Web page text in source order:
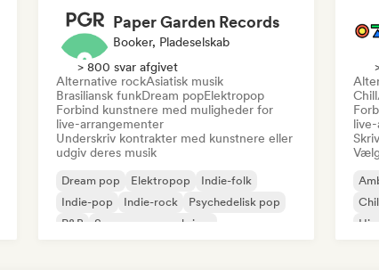
Paper Garden Records
Booker, Pladeselskab
> 800 svar afgivet
Alternative rockAsiatisk musik
Brasiliansk funkDream popElektropop
Forbind kunstnere med muligheder for
live-arrangementer
Underskriv kontrakter med kunstnere eller
udgiv deres musik
Dream pop Elektropop
Indie-folk
Indie-pop
Indie-rock
Psychedelisk pop
R&B
Sanger og sangskriver